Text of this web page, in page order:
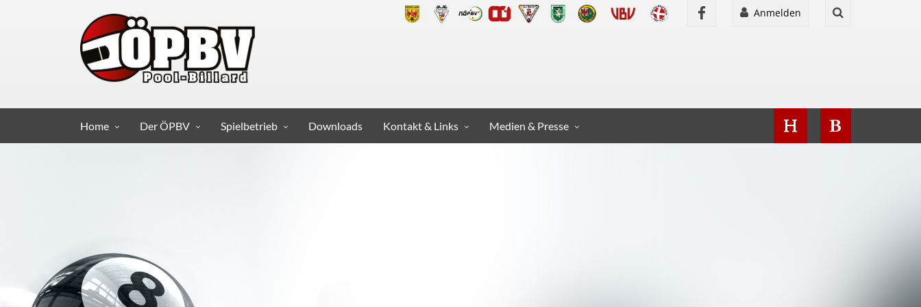
Anmelden
Home Der ÖPBV Spielbetrieb Downloads Kontakt & Links Medien & Presse